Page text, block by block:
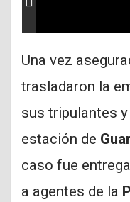
Una vez
trasladaron la
sus tripulantes
estación de
caso fue
a agentes de la